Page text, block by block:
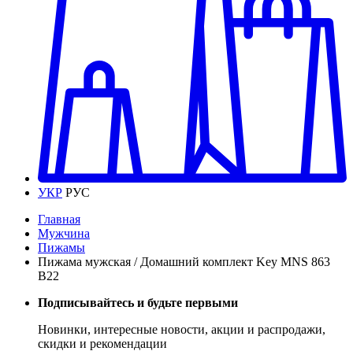
УКР РУС
Главная
Мужчина
Пижамы
Пижама мужская / Домашний комплект Key MNS 863
B22
Подписывайтесь и будьте первыми
Новинки, интересные новости, акции и распродажи,
скидки и рекомендации